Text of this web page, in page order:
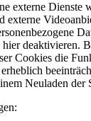
externe Dienste
externe
deaktivieren.
Cookies die
Neuladen der